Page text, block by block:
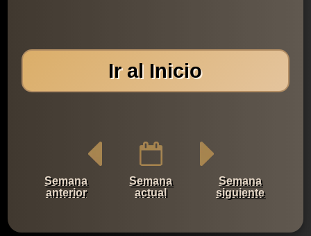
Ir al Inicio
Semana
anterior
Semana
actual
Semana
siguiente